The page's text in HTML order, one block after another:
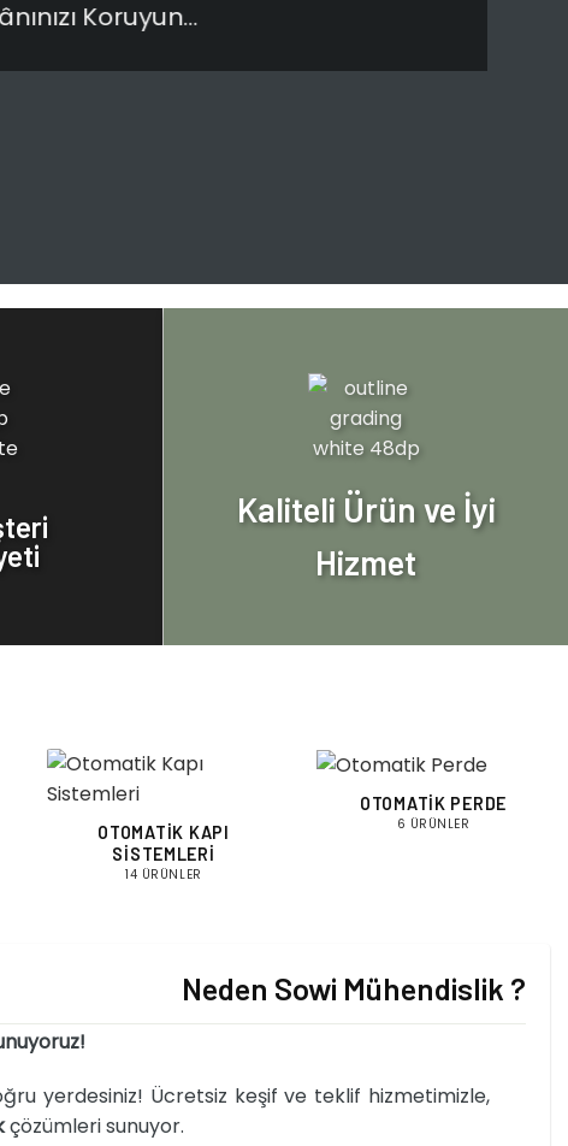
Koruyun…
Kaliteli Ürün ve İyi
Hizmet
OTOMATIK KAPI
SISTEMLERI
14 ÜRÜNLER
OTOMATIK PERDE
6 ÜRÜNLER
Neden Sowi Mühendislik ?
yerdesiniz! Ücretsiz keşif ve teklif hizmetimizle,
çözümleri sunuyor.